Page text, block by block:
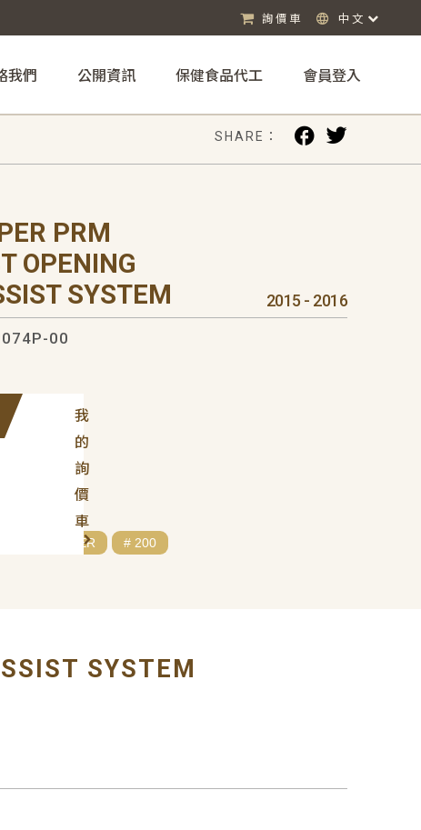
詢價車 中文
我們 公開資訊 保健食品代工 會員登入
SHARE：
PRM
OPENING
SYSTEM
2015 - 2016
00
我
的
詢
價
車
# CHRYSLER # 200
SYSTEM